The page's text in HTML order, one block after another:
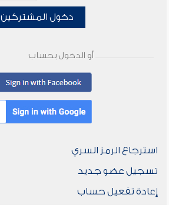
دخول المشتركين
أو الدخول بحساب
استرجاع الرمز السري
تسجيل عضو جديد
إعادة تفعيل حساب